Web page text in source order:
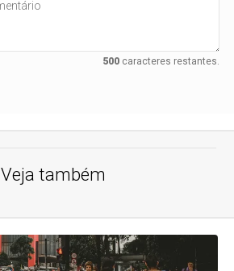
500caracteres restantes.
Veja também